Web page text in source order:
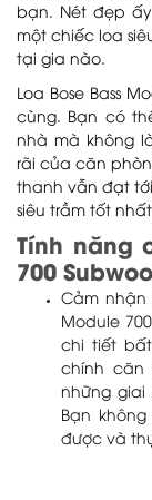
bạn. Nét đẹp
một chiếc loa
tại gia nào.
Loa Bose Bass
cùng. Bạn có
nhà mà không
rãi của căn
thanh vẫn đạt
siêu trầm tốt
Tính năng
700
Cảm nhận
Module
chi tiết
chính căn
những
Bạn
được và